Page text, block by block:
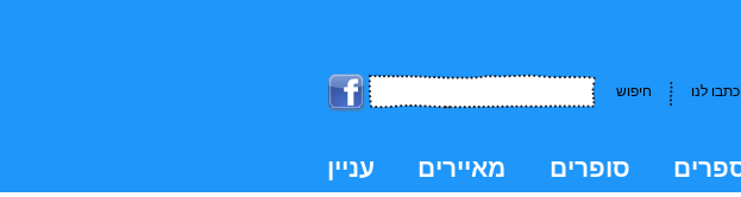
חיפוש כתבו לנו
סופרים מאיירים עניין